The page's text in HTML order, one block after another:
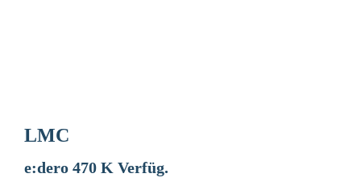
LMC
e:dero 470 K Verfüg.